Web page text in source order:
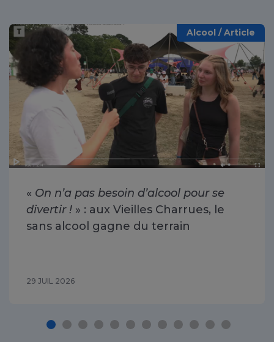
Alcool / Article
« On n’a pas besoin d’alcool pour se
divertir ! » : aux Vieilles Charrues, le
sans alcool gagne du terrain
29 JUIL 2026